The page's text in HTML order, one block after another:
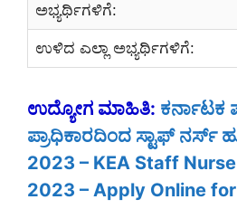
ಅಭ್ಯರ್ಥಿಗಳಿಗೆ:
ಉಳಿದ ಎಲ್ಲಾ ಅಭ್ಯರ್ಥಿಗಳಿಗೆ:
ಉದ್ಯೋಗ ಮಾಹಿತಿ: ಕರ್ನಾಟಕ
ಪ್ರಾಧಿಕಾರದಿಂದ ಸ್ಟಾಫ್ ನರ್ಸ್
2023 – KEA Staff
2023 – Apply Online for